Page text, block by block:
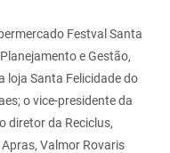
Festval Santa
e Gestão,
loja Santa Felicidade do
o vice-presidente da
diretor da Reciclus,
Valmor Rovaris